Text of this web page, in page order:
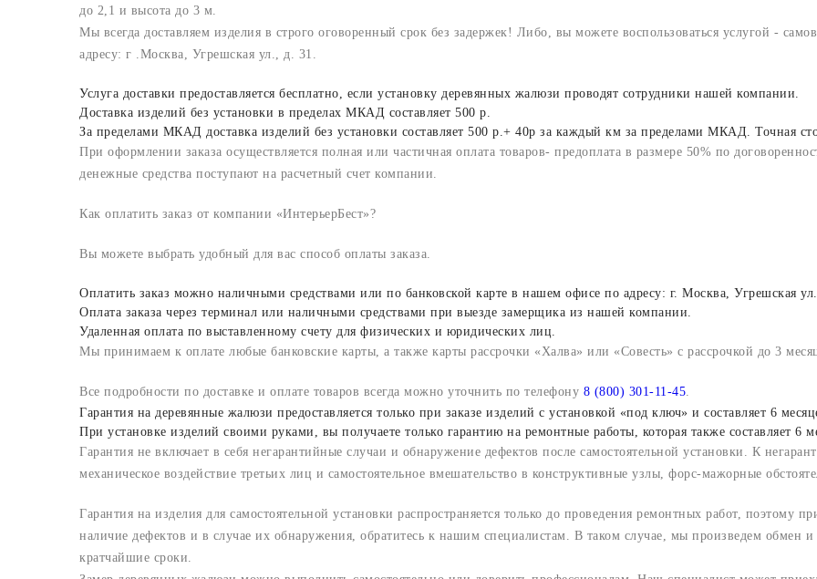
до 2,1 и высота до 3 м.
Мы всегда доставляем изделия в строго оговоренный срок без задержек! Либо, вы можете воспользоваться услугой -
адресу: г .Москва, Угрешская ул., д. 31.
Услуга доставки предоставляется бесплатно, если установку деревянных жалюзи проводят сотрудники нашей компании.
Доставка изделий без установки в пределах МКАД составляет 500 р.
За пределами МКАД доставка изделий без установки составляет 500 р.+ 40р за каждый км за пределами МКАД. Точная
При оформлении заказа осуществляется полная или частичная оплата товаров- предоплата в размере 50% по
денежные средства поступают на расчетный счет компании.
Как оплатить заказ от компании «ИнтерьерБест»?
Вы можете выбрать удобный для вас способ оплаты заказа.
Оплатить заказ можно наличными средствами или по банковской карте в нашем офисе по адресу: г. Москва, Угрешская
Оплата заказа через терминал или наличными средствами при выезде замерщика из нашей компании.
Удаленная оплата по выставленному счету для физических и юридических лиц.
Мы принимаем к оплате любые банковские карты, а также карты рассрочки «Халва» или «Совесть» с рассрочкой до 3
Все подробности по доставке и оплате товаров всегда можно уточнить по телефону 8 (800) 301-11-45
Гарантия на деревянные жалюзи предоставляется только при заказе изделий с установкой «под ключ» и составляет 6
При установке изделий своими руками, вы получаете только гарантию на ремонтные работы, которая также составляет 6
Гарантия не включает в себя негарантийные случаи и обнаружение дефектов после самостоятельной установки. К
механическое воздействие третьих лиц и самостоятельное вмешательство в конструктивные узлы, форс-мажорные
Гарантия на изделия для самостоятельной установки распространяется только до проведения ремонтных работ, поэтому
наличие дефектов и в случае их обнаружения, обратитесь к нашим специалистам. В таком случае, мы произведем обмен
кратчайшие сроки.